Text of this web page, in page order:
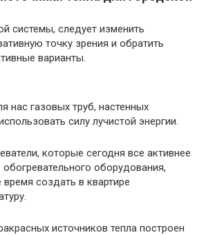
системы, следует изменить
точку зрения и обратить
варианты.
нас газовых труб, настенных
силу лучистой энергии.
которые сегодня все активнее
оборудования,
создать в квартире
источников тепла построен